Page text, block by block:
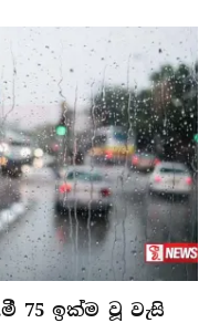
75 ඉක්ම වූ වැසි